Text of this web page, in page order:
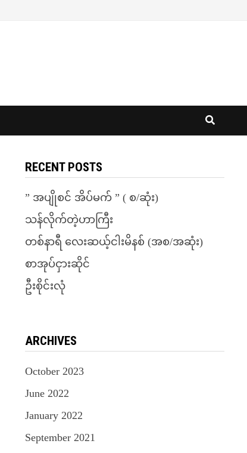
RECENT POSTS
” အပျိုစင် အိပ်မက် ” ( စ/ဆုံး)
သန်လိုက်တဲ့ဟာကြီး
တစ်နာရီ လေးဆယ့်ငါးမိနစ် (အစ/အဆုံး)
စာအုပ်ငှားဆိုင်
ဦးစိုင်းလုံ
ARCHIVES
October 2023
June 2022
January 2022
September 2021